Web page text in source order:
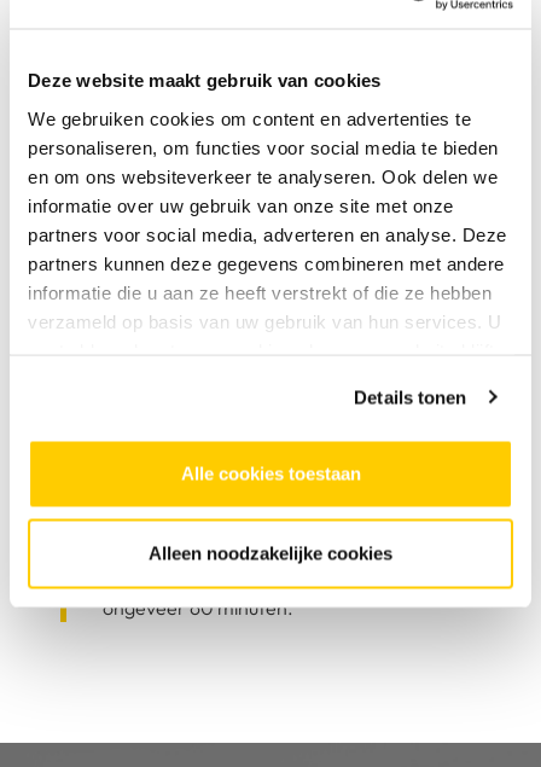
Deze website maakt gebruik van cookies
We gebruiken cookies om content en advertenties te
personaliseren, om functies voor social media te bieden
en om ons websiteverkeer te analyseren. Ook delen we
informatie over uw gebruik van onze site met onze
partners voor social media, adverteren en analyse. Deze
partners kunnen deze gegevens combineren met andere
informatie die u aan ze heeft verstrekt of die ze hebben
verzameld op basis van uw gebruik van hun services. U
Details tonen
Alle cookies toestaan
Alleen noodzakelijke cookies
Small (8–12 jaar), Medium (12–15 jaar) en
bewegingsmateriaal van INSTINCT als
proces.
Op vrijdag 17 april presenteren zij het
resultaat in HUIS Conny Janssen Danst.
Twee voorstellingen,
één avond
Medium en Large in een voorstelling van
Om 20:15 staan zij opnieuw op het podium,
cursisten die zich het repertoire van
INSTINCT eigen maakten en hun eigen
ongeveer 60 minuten.